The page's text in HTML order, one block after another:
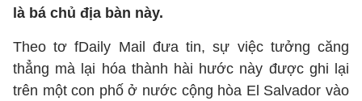
là bá chủ địa bàn này.
Theo tơ fDaily Mail đưa tin, sự việc tưởng căng
thẳng mà lại hóa thành hài hước này được ghi lại
trên một con phố ở nước cộng hòa El Salvador vào